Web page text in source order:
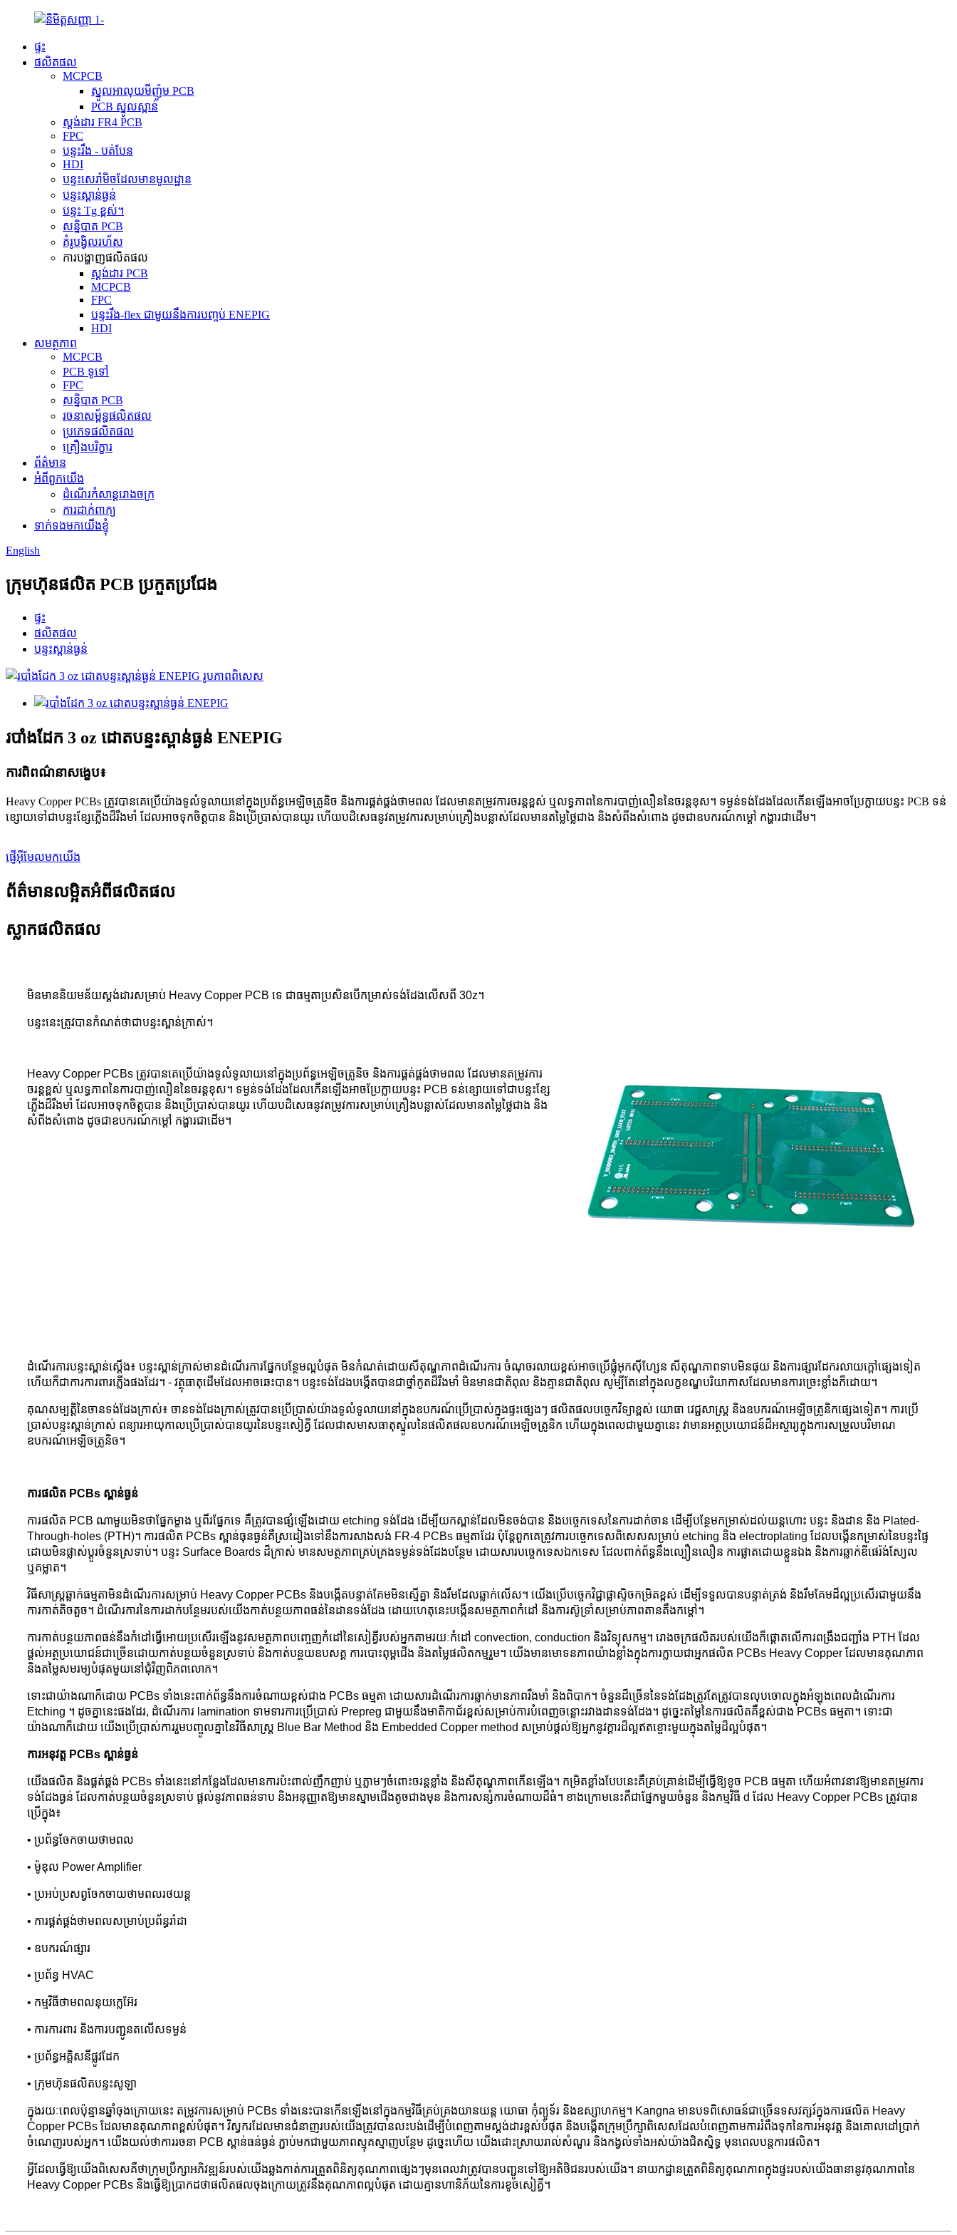
ផ្ទះ
ផលិតផល
MCPCB
ស្នូលអាលុយមីញ៉ូម PCB
PCB ស្នូលស្ពាន់
ស្តង់ដារ FR4 PCB
FPC
បន្ទះរឹង - បត់បែន
HDI
បន្ទះសេរ៉ាមិចដែលមានមូលដ្ឋាន
បន្ទះស្ពាន់ធ្ងន់
បន្ទះ Tg ខ្ពស់។
សន្និបាត PCB
គំរូបង្វិលរហ័ស
ការបង្ហាញផលិតផល
ស្តង់ដារ PCB
MCPCB
FPC
បន្ទះរឹង-flex ជាមួយនឹងការបញ្ចប់ ENEPIG
HDI
សមត្ថភាព
MCPCB
PCB ទូទៅ
FPC
សន្និបាត PCB
រចនាសម្ព័ន្ធផលិតផល
ប្រភេទផលិតផល
គ្រឿងបរិក្ខារ
ព័ត៌មាន
អំពីពួកយើង
ដំណើរកំសាន្តរោងចក្រ
ការដាក់ពាក្យ
ទាក់ទងមកយើងខ្ញុំ
English
ក្រុមហ៊ុនផលិត PCB ប្រកួតប្រជែង
ផ្ទះ
ផលិតផល
បន្ទះស្ពាន់ធ្ងន់
របាំងដែក 3 oz ដោតបន្ទះស្ពាន់ធ្ងន់ ENEPIG
ការពិពណ៌នាសង្ខេប៖
Heavy Copper PCBs ត្រូវបានគេប្រើយ៉ាងទូលំទូលាយនៅក្នុងប្រព័ន្ធអេឡិចត្រូនិច និងការផ្គត់ផ្គង់ថាមពល ដែលមានតម្រូវការចរន្តខ្ពស់ ឬលទ្ធភាពនៃការបាញ់លឿននៃចរន្តខុស។ ទម្ងន់ទង់ដែងដែលកើនឡើងអាចប្រែក្លាយបន្ទះ PCB ទន់
ខ្សោយទៅជាបន្ទះខ្សែភ្លើងដ៏រឹងមាំ ដែលអាចទុកចិត្តបាន និងប្រើប្រាស់បានយូរ ហើយបដិសេធនូវតម្រូវការសម្រាប់គ្រឿងបន្លាស់ដែលមានតម្លៃថ្លៃជាង និងសំពីងសំពោង ដូចជាឧបករណ៍កម្តៅ កង្ហារជាដើម។
ផ្ញើអ៊ីមែលមកយើង
ព័ត៌មានលម្អិតអំពីផលិតផល
ស្លាកផលិតផល
មិនមាននិយមន័យស្តង់ដារសម្រាប់ Heavy Copper PCB ទេ ជាធម្មតាប្រសិនបើកម្រាស់ទង់ដែងលើសពី 30z។
បន្ទះនេះត្រូវបានកំណត់ថាជាបន្ទះស្ពាន់ក្រាស់។
Heavy Copper PCBs ត្រូវបានគេប្រើយ៉ាងទូលំទូលាយនៅក្នុងប្រព័ន្ធអេឡិចត្រូនិច និងការផ្គត់ផ្គង់ថាមពល ដែលមានតម្រូវការ
ចរន្តខ្ពស់ ឬលទ្ធភាពនៃការបាញ់លឿននៃចរន្តខុស។ ទម្ងន់ទង់ដែងដែលកើនឡើងអាចប្រែក្លាយបន្ទះ PCB ទន់ខ្សោយទៅជាបន្ទះខ្សែ
ភ្លើងដ៏រឹងមាំ ដែលអាចទុកចិត្តបាន និងប្រើប្រាស់បានយូរ ហើយបដិសេធនូវតម្រូវការសម្រាប់គ្រឿងបន្លាស់ដែលមានតម្លៃថ្លៃជាង និង
សំពីងសំពោង ដូចជាឧបករណ៍កម្តៅ កង្ហារជាដើម។
ដំណើរការបន្ទះស្ពាន់ស្តើង៖ បន្ទះស្ពាន់ក្រាស់មានដំណើរការផ្នែកបន្ថែមល្អបំផុត មិនកំណត់ដោយសីតុណ្ហភាពដំណើរការ ចំណុចរលាយខ្ពស់អាចប្រើផ្លុំអុកស៊ីហ្សែន សីតុណ្ហភាពទាបមិនផុយ និងការផ្សារដែករលាយក្តៅផ្សេងទៀត
ហើយក៏ជាការការពារភ្លើងផងដែរ។ - វត្ថុធាតុដើមដែលអាចឆេះបាន។ បន្ទះទង់ដែងបង្កើតបានជាថ្នាំកូតដ៏រឹងមាំ មិនមានជាតិពុល និងគ្មានជាតិពុល សូម្បីតែនៅក្នុងលក្ខខណ្ឌបរិយាកាសដែលមានការច្រេះខ្លាំងក៏ដោយ។
គុណសម្បត្តិនៃចានទង់ដែងក្រាស់៖ ចានទង់ដែងក្រាស់ត្រូវបានប្រើប្រាស់យ៉ាងទូលំទូលាយនៅក្នុងឧបករណ៍ប្រើប្រាស់ក្នុងផ្ទះផ្សេងៗ ផលិតផលបច្ចេកវិទ្យាខ្ពស់ យោធា វេជ្ជសាស្ត្រ និងឧបករណ៍អេឡិចត្រូនិកផ្សេងទៀត។ ការប្រើ
ប្រាស់បន្ទះស្ពាន់ក្រាស់ ពន្យារអាយុកាលប្រើប្រាស់បានយូរនៃបន្ទះសៀគ្វី ដែលជាសមាសធាតុស្នូលនៃផលិតផលឧបករណ៍អេឡិចត្រូនិក ហើយក្នុងពេលជាមួយគ្នានេះ វាមានអត្ថប្រយោជន៍ដ៏អស្ចារ្យក្នុងការសម្រួលបរិមាណ
ឧបករណ៍អេឡិចត្រូនិច។
ការផលិត PCBs ស្ពាន់ធ្ងន់
ការផលិត PCB ណាមួយមិនថាផ្នែកម្ខាង ឬពីរផ្នែកទេ គឺត្រូវបានផ្សំឡើងដោយ etching ទង់ដែង ដើម្បីយកស្ពាន់ដែលមិនចង់បាន និងបច្ចេកទេសនៃការដាក់ចាន ដើម្បីបន្ថែមកម្រាស់ដល់យន្តហោះ បន្ទះ និងដាន និង Plated-
Through-holes (PTH)។ ការផលិត PCBs ស្ពាន់ធុនធ្ងន់គឺស្រដៀងទៅនឹងការសាងសង់ FR-4 PCBs ធម្មតាដែរ ប៉ុន្តែពួកគេត្រូវការបច្ចេកទេសពិសេសសម្រាប់ etching និង electroplating ដែលបង្កើនកម្រាស់នៃបន្ទះផ្ទៃ
ដោយមិនផ្លាស់ប្តូរចំនួនស្រទាប់។ បន្ទះ Surface Boards ដ៏ក្រាស់ មានសមត្ថភាពគ្រប់គ្រងទម្ងន់ទង់ដែងបន្ថែម ដោយសារបច្ចេកទេសឯកទេស ដែលពាក់ព័ន្ធនឹងល្បឿនលឿន ការផ្លាតដោយខ្លួនឯង និងការឆ្លាក់ឌីផេរ៉ង់ស្យែល
ឬគម្លាត។
វិធីសាស្ត្រឆ្លាក់ធម្មតាមិនដំណើរការសម្រាប់ Heavy Copper PCBs និងបង្កើតបន្ទាត់គែមមិនស្មើគ្នា និងរឹមដែលឆ្លាក់លើស។ យើងប្រើបច្ចេកវិជ្ជាផ្លាស្ទិចកម្រិតខ្ពស់ ដើម្បីទទួលបានបន្ទាត់ត្រង់ និងរឹមគែមដ៏ល្អប្រសើរជាមួយនឹង
ការកាត់តិចតួច។ ដំណើរការនៃការដាក់បន្ថែមរបស់យើងកាត់បន្ថយភាពធន់នៃដានទង់ដែង ដោយហេតុនេះបង្កើនសមត្ថភាពកំដៅ និងការស៊ូទ្រាំសម្រាប់ភាពតានតឹងកម្ដៅ។
ការកាត់បន្ថយភាពធន់នឹងកំដៅធ្វើអោយប្រសើរឡើងនូវសមត្ថភាពបញ្ចេញកំដៅនៃសៀគ្វីរបស់អ្នកតាមរយៈកំដៅ convection, conduction និងវិទ្យុសកម្ម។ រោងចក្រផលិតរបស់យើងក៏ផ្តោតលើការពង្រឹងជញ្ជាំង PTH ដែល
ផ្តល់អត្ថប្រយោជន៍ជាច្រើនដោយកាត់បន្ថយចំនួនស្រទាប់ និងកាត់បន្ថយឧបសគ្គ ការបោះពុម្ពជើង និងតម្លៃផលិតកម្មរួម។ យើងមានមោទនភាពយ៉ាងខ្លាំងក្នុងការក្លាយជាអ្នកផលិត PCBs Heavy Copper ដែលមានគុណភាព
និងតម្លៃសមរម្យបំផុតមួយនៅជុំវិញពិភពលោក។
ទោះជាយ៉ាងណាក៏ដោយ PCBs ទាំងនេះពាក់ព័ន្ធនឹងការចំណាយខ្ពស់ជាង PCBs ធម្មតា ដោយសារដំណើរការឆ្លាក់មានភាពរឹងមាំ និងពិបាក។ ចំនួនដ៏ច្រើននៃទង់ដែងត្រូវតែត្រូវបានលុបចោលក្នុងអំឡុងពេលដំណើរការ
Etching ។ ដូចគ្នានេះផងដែរ, ដំណើរការ lamination ទាមទារការប្រើប្រាស់ Prepreg ជាមួយនឹងមាតិកាជ័រខ្ពស់សម្រាប់ការបំពេញចន្លោះរវាងដានទង់ដែង។ ដូច្នេះតម្លៃនៃការផលិតគឺខ្ពស់ជាង PCBs ធម្មតា។ ទោះជា
យ៉ាងណាក៏ដោយ យើងប្រើប្រាស់ការរួមបញ្ចូលគ្នានៃវិធីសាស្ត្រ Blue Bar Method និង Embedded Copper method សម្រាប់ផ្តល់ឱ្យអ្នកនូវក្តារដ៏ល្អឥតខ្ចោះមួយក្នុងតម្លៃដ៏ល្អបំផុត។
ការអនុវត្ត PCBs ស្ពាន់ធ្ងន់
យើងផលិត និងផ្គត់ផ្គង់ PCBs ទាំងនេះនៅកន្លែងដែលមានការប៉ះពាល់ញឹកញាប់ ឬភ្លាមៗចំពោះចរន្តខ្លាំង និងសីតុណ្ហភាពកើនឡើង។ កម្រិតខ្លាំងបែបនេះគឺគ្រប់គ្រាន់ដើម្បីធ្វើឱ្យខូច PCB ធម្មតា ហើយអំពាវនាវឱ្យមានតម្រូវការ
ទង់ដែងធ្ងន់ ដែលកាត់បន្ថយចំនួនស្រទាប់ ផ្តល់នូវភាពធន់ទាប និងអនុញ្ញាតឱ្យមានស្នាមជើងតូចជាងមុន និងការសន្សំការចំណាយដ៏ធំ។ ខាងក្រោមនេះគឺជាផ្នែកមួយចំនួន និងកម្មវិធី d ដែល Heavy Copper PCBs ត្រូវបាន
ប្រើក្នុង៖
• ប្រព័ន្ធចែកចាយថាមពល
• ម៉ូឌុល Power Amplifier
• ប្រអប់ប្រសព្វចែកចាយថាមពលរថយន្ត
• ការផ្គត់ផ្គង់ថាមពលសម្រាប់ប្រព័ន្ធរ៉ាដា
• ឧបករណ៍ផ្សារ
• ប្រព័ន្ធ HVAC
• កម្មវិធីថាមពលនុយក្លេអ៊ែរ
• ការការពារ និងការបញ្ជូនតលើសទម្ងន់
• ប្រព័ន្ធអគ្គិសនីផ្លូវដែក
• ក្រុមហ៊ុនផលិតបន្ទះសូឡា
ក្នុងរយៈពេលប៉ុន្មានឆ្នាំចុងក្រោយនេះ តម្រូវការសម្រាប់ PCBs ទាំងនេះបានកើនឡើងនៅក្នុងកម្មវិធីគ្រប់គ្រងយានយន្ត យោធា កុំព្យូទ័រ និងឧស្សាហកម្ម។ Kangna មានបទពិសោធន៍ជាច្រើនទសវត្សរ៍ក្នុងការផលិត Heavy
Copper PCBs ដែលមានគុណភាពខ្ពស់បំផុត។ វិស្វករដែលមានជំនាញរបស់យើងត្រូវបានលះបង់ដើម្បីបំពេញតាមស្តង់ដារខ្ពស់បំផុត និងបង្កើតក្រុមប្រឹក្សាពិសេសដែលបំពេញតាមការរំពឹងទុកនៃការអនុវត្ត និងគោលដៅប្រាក់
ចំណេញរបស់អ្នក។ យើងយល់ថាការរចនា PCB ស្ពាន់ធន់ធ្ងន់ ភ្ជាប់មកជាមួយភាពស្មុគស្មាញបន្ថែម ដូច្នេះហើយ យើងដោះស្រាយរាល់សំណួរ និងកង្វល់ទាំងអស់យ៉ាងជិតស្និទ្ធ មុនពេលបន្តការផលិត។
អ្វី​ដែល​ធ្វើ​ឱ្យ​យើង​ពិសេស​គឺ​ថា​ក្រុមប្រឹក្សា​អភិវឌ្ឍន៍​របស់​យើង​ឆ្លង​កាត់​ការ​ត្រួតពិនិត្យ​គុណភាព​ផ្សេងៗ​មុន​ពេល​វា​ត្រូវ​បាន​បញ្ជូន​ទៅ​ឱ្យ​អតិថិជន​របស់​យើង។ នាយកដ្ឋានត្រួតពិនិត្យគុណភាពក្នុងផ្ទះរបស់យើងធានានូវគុណភាពនៃ
Heavy Copper PCBs និងធ្វើឱ្យប្រាកដថាផលិតផលចុងក្រោយត្រូវនឹងគុណភាពល្អបំផុត ដោយគ្មានហានិភ័យនៃការខូចសៀគ្វី។